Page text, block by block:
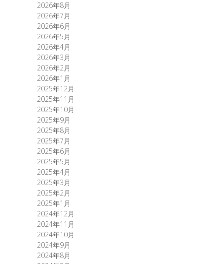
2026年8月
2026年7月
2026年6月
2026年5月
2026年4月
2026年3月
2026年2月
2026年1月
2025年12月
2025年11月
2025年10月
2025年9月
2025年8月
2025年7月
2025年6月
2025年5月
2025年4月
2025年3月
2025年2月
2025年1月
2024年12月
2024年11月
2024年10月
2024年9月
2024年8月